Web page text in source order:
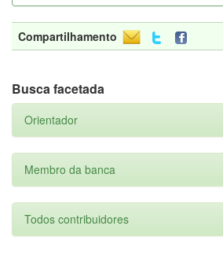
Compartilhamento
Busca facetada
Orientador
Membro da banca
Todos contribuidores